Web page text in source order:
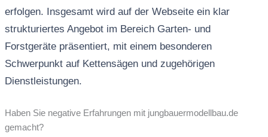
erfolgen. Insgesamt wird auf der Webseite ein klar
strukturiertes Angebot im Bereich Garten- und
Forstgeräte präsentiert, mit einem besonderen
Schwerpunkt auf Kettensägen und zugehörigen
Dienstleistungen.
Haben Sie negative Erfahrungen mit jungbauermodellbau.de
gemacht?